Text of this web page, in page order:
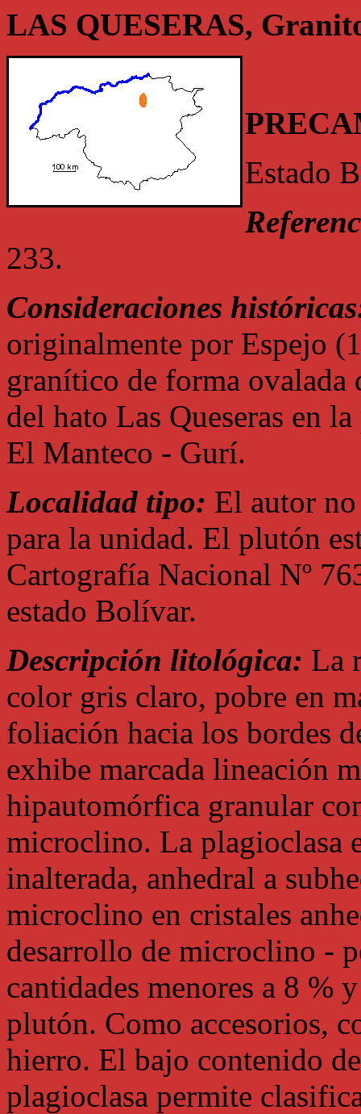
LAS QUESERAS,
Estado
233.
Consideraciones
originalmente por Espejo
granítico de forma ovalada
del hato Las Queseras en
El Manteco - Gurí.
Localidad tipo: El autor
para la unidad. El plutón
Cartografía Nacional Nº
estado Bolívar.
Descripción litológica: La
color gris claro, pobre en
foliación hacia los bordes
exhibe marcada lineación
hipautomórfica granular
microclino. La plagioclasa
inalterada, anhedral a
microclino en cristales
desarrollo de microclino -
cantidades menores a 8 %
plutón. Como accesorios,
hierro. El bajo contenido
plagioclasa permite